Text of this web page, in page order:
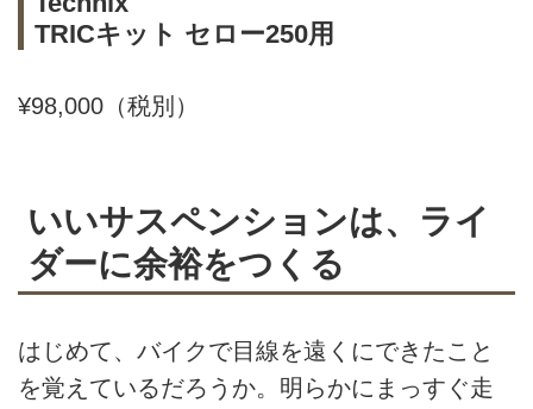
TRICキット セロー250用
¥98,000（税別）
いいサスペンションは、ライ
ダーに余裕をつくる
はじめて、バイクで目線を遠くにできたこと
を覚えているだろうか。明らかにまっすぐ走